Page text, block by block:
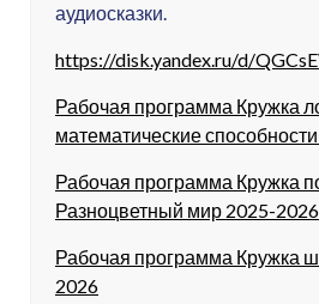
аудиосказки.
https://disk.yandex.ru/d/
Рабочая программа Кружка
математические
Рабочая программа Кружка
Разноцветный мир 2025-2026
Рабочая программа Кружка
2026